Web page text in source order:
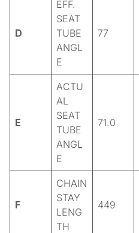
D
EFF.
SEAT
TUBE
ANGL
E
77
E
ACTU
AL
SEAT
TUBE
ANGL
E
71.0
F
CHAIN
STAY
LENG
TH
449